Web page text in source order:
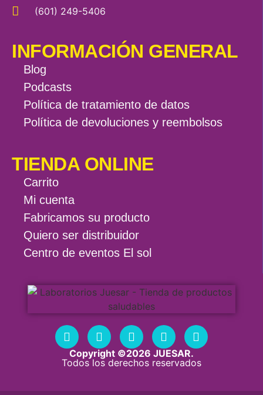
(601) 249-5406
INFORMACIÓN GENERAL
Blog
Podcasts
Política de tratamiento de datos
Política de devoluciones y reembolsos
TIENDA ONLINE
Carrito
Mi cuenta
Fabricamos su producto
Quiero ser distribuidor
Centro de eventos El sol
Copyright ©2026 JUESAR.
Todos los derechos reservados